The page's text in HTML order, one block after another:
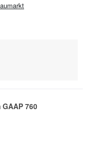
760